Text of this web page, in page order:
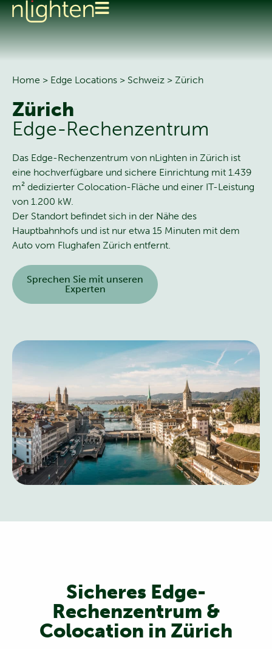
Home > Edge Locations > Schweiz > Zürich
Zürich
Edge-Rechenzentrum
Das Edge-Rechenzentrum von nLighten in Zürich ist
eine hochverfügbare und sichere Einrichtung mit 1.439
m² dedizierter Colocation-Fläche und einer IT-Leistung
von 1.200 kW.
Der Standort befindet sich in der Nähe des
Hauptbahnhofs und ist nur etwa 15 Minuten mit dem
Auto vom Flughafen Zürich entfernt.
Sprechen Sie mit unseren
Experten
Sicheres Edge-
Rechenzentrum &
Colocation in Zürich